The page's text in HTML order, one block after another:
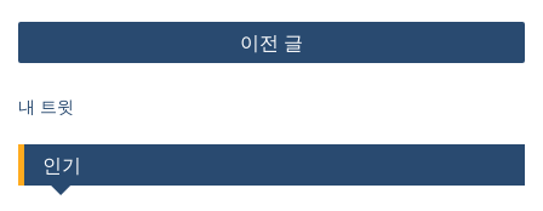
글
내
비
게
이전 글
내 트윗
인기